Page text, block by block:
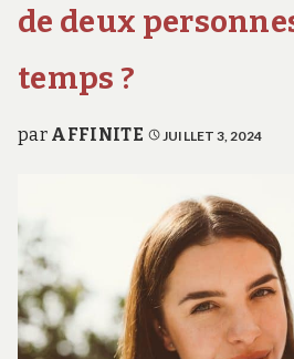
s
i
de deux
temps ?
par AFFINITE JUILLET 3, 2024